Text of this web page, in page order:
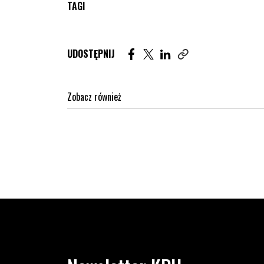
TAGI
UDOSTĘPNIJ Udostępnij artykuł na Facebook.
Udostępnij artykuł na
Udostępnij artykuł na
Zobacz również